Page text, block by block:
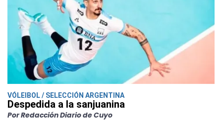
VÓLEIBOL / SELECCIÓN ARGENTINA
Despedida a la sanjuanina
Por Redacción Diario de Cuyo